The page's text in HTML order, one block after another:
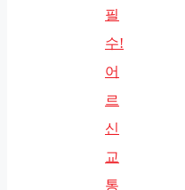
필
수!
어
르
신
교
통